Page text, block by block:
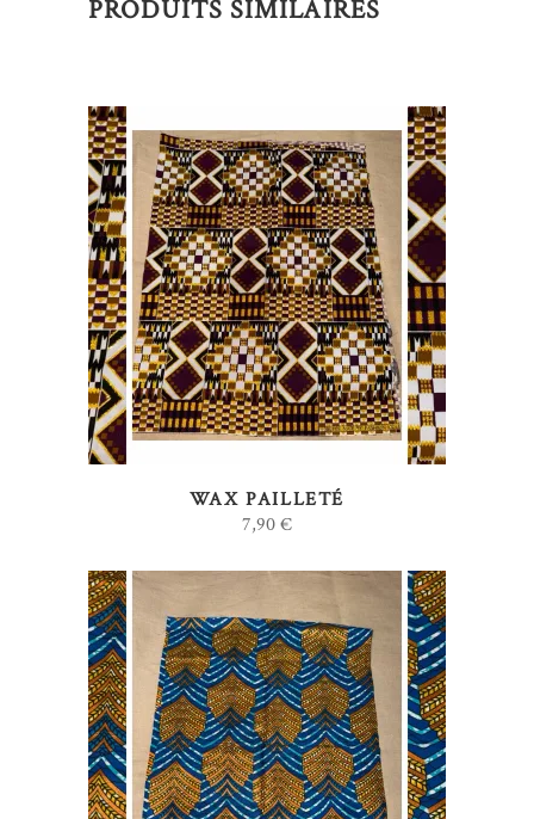
PRODUITS SIMILAIRES
AJOUTER AU PANIER
WAX PAILLETÉ
7,90€
AJOUTER AU PANIER